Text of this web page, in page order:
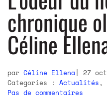
chronique
Céline
par Céline Ellena
27
Categories : Actualités ,
Pas de commentaires